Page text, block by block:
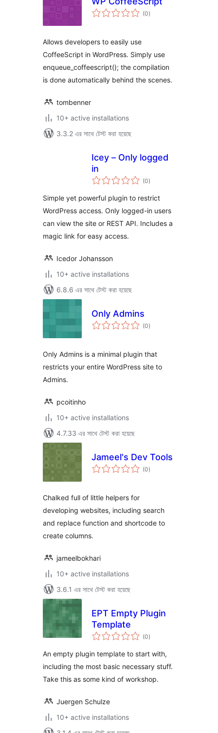
(0total
ratings
)
Allows developers to easily use
CoffeeScript in WordPress. Simply use
enqueue_coffeescript(); the compilation
is done automatically behind the scenes.
tombenner
10+ active installations
3.3.2 এর সাথে টেস্ট করা হয়েছে
Icey – Only logged
in
(0total
ratings
)
Simple yet powerful plugin to restrict
WordPress access. Only logged-in users
can view the site or REST API. Includes a
magic link for easy access.
Icedor Johansson
10+ active installations
6.8.6 এর সাথে টেস্ট করা হয়েছে
Only Admins
(0total
ratings
)
Only Admins is a minimal plugin that
restricts your entire WordPress site to
Admins.
pcoitinho
10+ active installations
4.7.33 এর সাথে টেস্ট করা হয়েছে
Jameel's Dev Tools
(0total
ratings
)
Chalked full of little helpers for
developing websites, including search
and replace function and shortcode to
create columns.
jameelbokhari
10+ active installations
3.6.1 এর সাথে টেস্ট করা হয়েছে
EPT Empty Plugin
Template
(0total
ratings
)
An empty plugin template to start with,
including the most basic necessary stuff.
Take this as some kind of workshop.
Juergen Schulze
10+ active installations